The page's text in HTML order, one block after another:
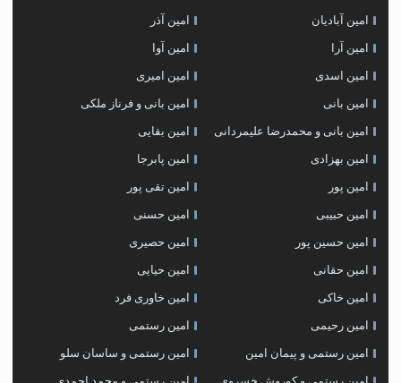
امین آبادیان امین آذر
امین آرا امین آوا
امین اسدی امین امیری
امین بانی امین بانی و فرناز ملکی
امین بانی و محمدرضا علیمردانی امین بقایی
امین بهزادی امین پابرجا
امین پور امین تقی پور
امین حبیبی امین حسنی
امین حسین پور امین حصیری
امین حقانی امین حیایی
امین خاکی امین خاوری فرد
امین رحیمی امین رستمی
امین رستمی و پیمان امین امین رستمی و ساسان سلو